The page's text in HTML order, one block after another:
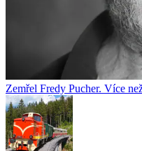
Zemřel Fredy Pucher. Více